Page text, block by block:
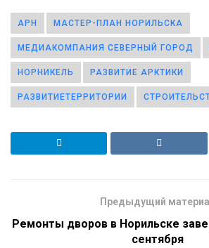
АРН МАСТЕР-ПЛАН НОРИЛЬСКА
МЕДИАКОМПАНИЯ СЕВЕРНЫЙ ГОРОД
НОРНИКЕЛЬ РАЗВИТИЕ АРКТИКИ
РАЗВИТИЕТЕРРИТОРИИ
Предыдущий
Ремонты дворов в Норильске
сентября